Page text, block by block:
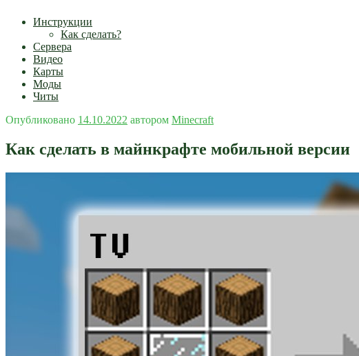
Инструкции
Как сделать?
Сервера
Видео
Карты
Моды
Читы
Опубликовано 14.10.2022 автором Minecraft
Как сделать в майнкрафте мобильной версии